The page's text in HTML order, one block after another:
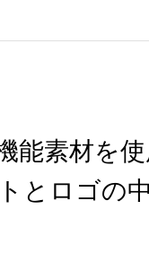
能素材を
とロゴの